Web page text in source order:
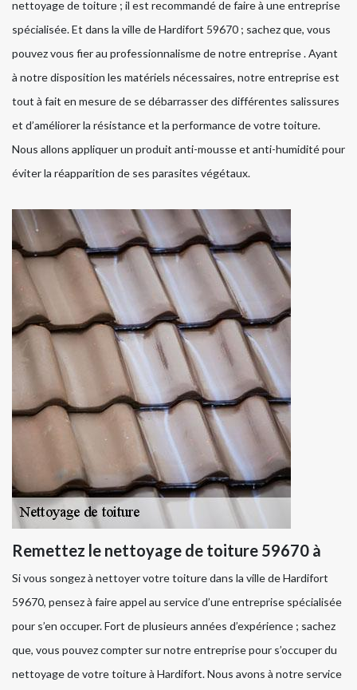
nettoyage de toiture ; il est recommandé de faire à une entreprise
spécialisée. Et dans la ville de Hardifort 59670 ; sachez que, vous
pouvez vous fier au professionnalisme de notre entreprise . Ayant
à notre disposition les matériels nécessaires, notre entreprise est
tout à fait en mesure de se débarrasser des différentes salissures
et d’améliorer la résistance et la performance de votre toiture.
Nous allons appliquer un produit anti-mousse et anti-humidité pour
éviter la réapparition de ses parasites végétaux.
Remettez le nettoyage de toiture 59670 à
Si vous songez à nettoyer votre toiture dans la ville de Hardifort
59670, pensez à faire appel au service d’une entreprise spécialisée
pour s’en occuper. Fort de plusieurs années d’expérience ; sachez
que, vous pouvez compter sur notre entreprise pour s’occuper du
nettoyage de votre toiture à Hardifort. Nous avons à notre service